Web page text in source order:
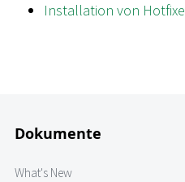
Installation von
Dokumente
What's New